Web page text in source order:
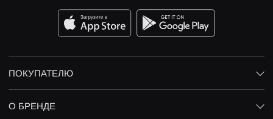
ПОКУПАТЕЛЮ
О БРЕНДЕ